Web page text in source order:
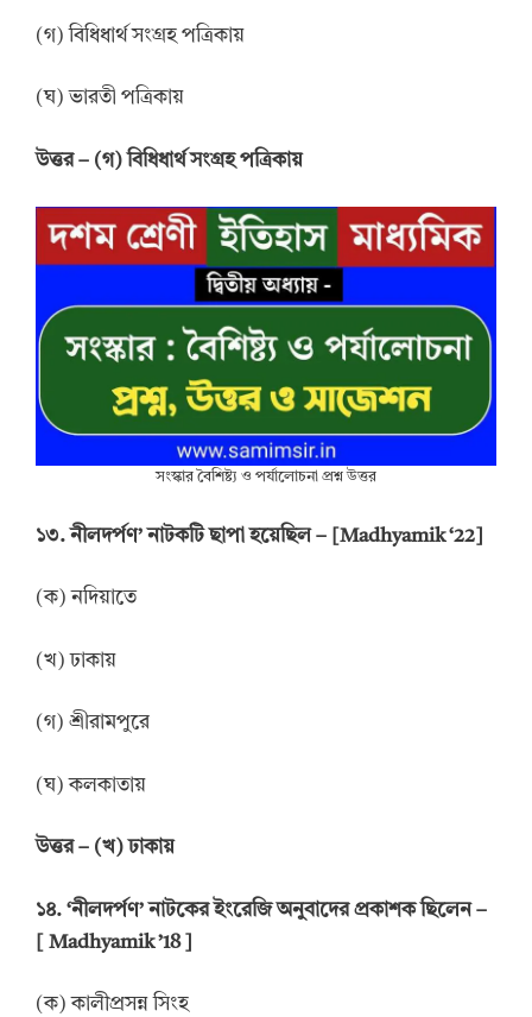
(গ) বিধিধার্থ সংগ্রহ পত্রিকায়
(ঘ) ভারতী পত্রিকায়
উত্তর– (গ) বিধিধার্থ সংগ্রহ পত্রিকায়
সংস্কার বৈশিষ্ট্য ও পর্যালোচনা প্রশ্ন উত্তর
১৩. নীলদর্পণ’ নাটকটি ছাপা হয়েছিল – [Madhyamik ‘22]
(ক) নদিয়াতে
(খ) ঢাকায়
(গ) শ্রীরামপুরে
(ঘ) কলকাতায়
উত্তর– (খ) ঢাকায়
১৪. ‘নীলদর্পণ’ নাটকের ইংরেজি অনুবাদের প্রকাশক ছিলেন –
[ Madhyamik ’18 ]
(ক) কালীপ্রসন্ন সিংহ